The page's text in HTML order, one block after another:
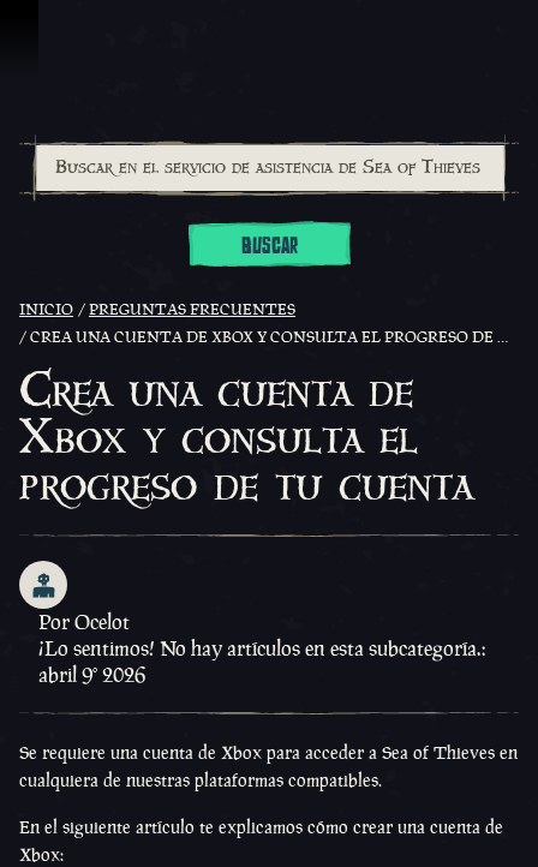
BUSCAR
INICIO
PREGUNTAS FRECUENTES
CREA UNA CUENTA DE XBOX Y CONSULTA EL PROGRESO DE TU CUENTA
Crea una cuenta de
Xbox y consulta el
progreso de tu cuenta
Por Ocelot
¡Lo sentimos! No hay artículos en esta subcategoría.:
abril 9º 2026
Se requiere una cuenta de Xbox para acceder a Sea of Thieves en
cualquiera de nuestras plataformas compatibles.
En el siguiente artículo te explicamos cómo crear una cuenta de
Xbox: